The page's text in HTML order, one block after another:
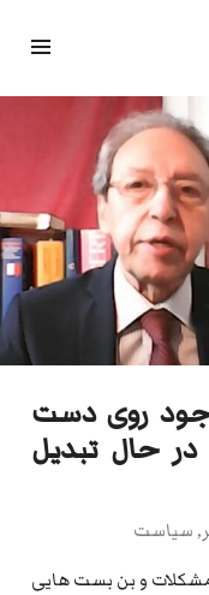
روی دست
در حال تبدیل
, سیاست
مشکلات و بن بست هایی